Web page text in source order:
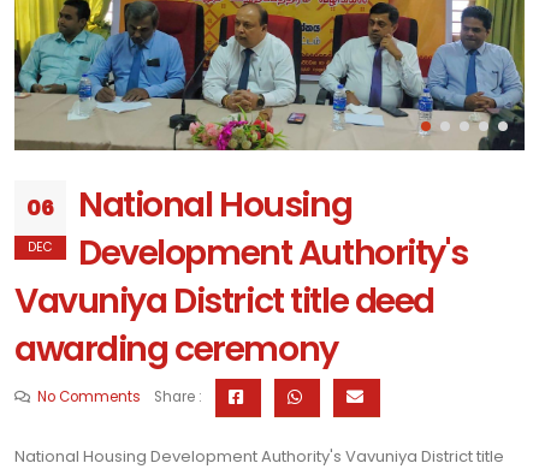
06
DEC
National Housing
Development Authority's
Vavuniya District title deed
awarding ceremony
No Comments Share :
National Housing Development Authority's Vavuniya District title